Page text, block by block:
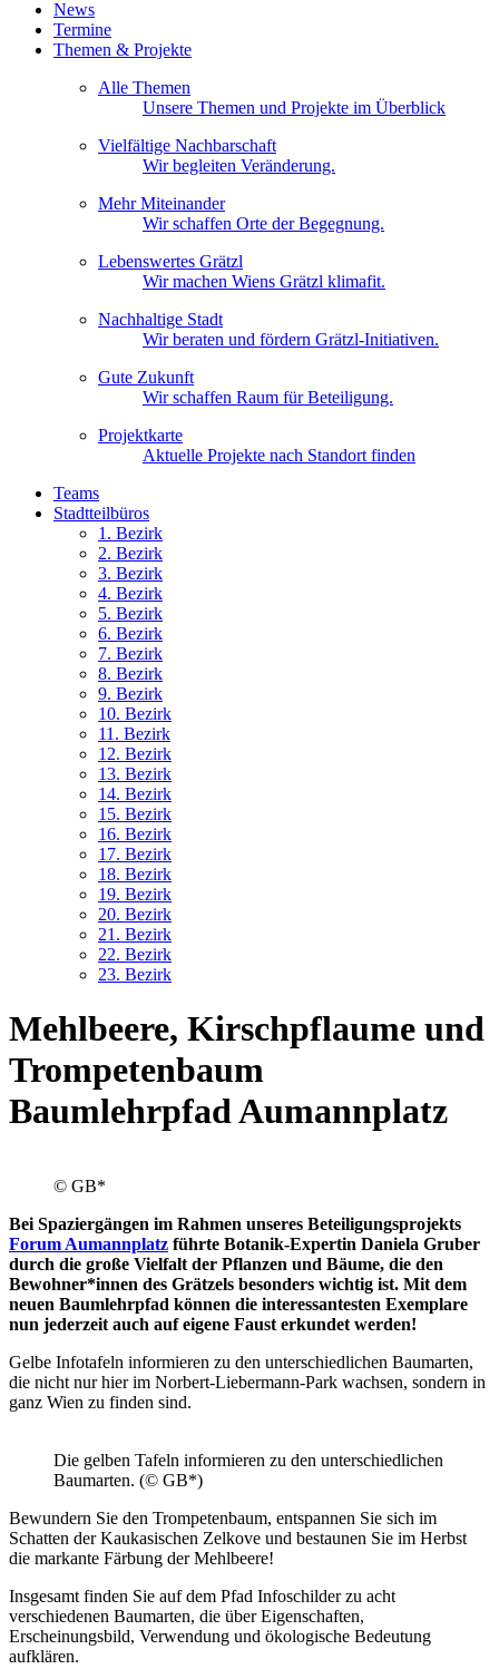
News
Termine
Themen & Projekte
Alle Themen
Unsere Themen und Projekte im Überblick
Vielfältige Nachbarschaft
Wir begleiten Veränderung.
Mehr Miteinander
Wir schaffen Orte der Begegnung.
Lebenswertes Grätzl
Wir machen Wiens Grätzl klimafit.
Nachhaltige Stadt
Wir beraten und fördern Grätzl-Initiativen.
Gute Zukunft
Wir schaffen Raum für Beteiligung.
Projektkarte
Aktuelle Projekte nach Standort finden
Teams
Stadtteilbüros
1. Bezirk
2. Bezirk
3. Bezirk
4. Bezirk
5. Bezirk
6. Bezirk
7. Bezirk
8. Bezirk
9. Bezirk
10. Bezirk
11. Bezirk
12. Bezirk
13. Bezirk
14. Bezirk
15. Bezirk
16. Bezirk
17. Bezirk
18. Bezirk
19. Bezirk
20. Bezirk
21. Bezirk
22. Bezirk
23. Bezirk
Mehlbeere, Kirschpflaume und
Trompetenbaum
Baumlehrpfad Aumannplatz
© GB*
Bei Spaziergängen im Rahmen unseres Beteiligungsprojekts
Forum Aumannplatz führte Botanik-Expertin Daniela Gruber
durch die große Vielfalt der Pflanzen und Bäume, die den
Bewohner*innen des Grätzels besonders wichtig ist. Mit dem
neuen Baumlehrpfad können die interessantesten Exemplare
nun jederzeit auch auf eigene Faust erkundet werden!
Gelbe Infotafeln informieren zu den unterschiedlichen Baumarten,
die nicht nur hier im Norbert-Liebermann-Park wachsen, sondern in
ganz Wien zu finden sind.
Die gelben Tafeln informieren zu den unterschiedlichen
Baumarten. (© GB*)
Bewundern Sie den Trompetenbaum, entspannen Sie sich im
Schatten der Kaukasischen Zelkove und bestaunen Sie im Herbst
die markante Färbung der Mehlbeere!
Insgesamt finden Sie auf dem Pfad Infoschilder zu acht
verschiedenen Baumarten, die über Eigenschaften,
Erscheinungsbild, Verwendung und ökologische Bedeutung
aufklären.